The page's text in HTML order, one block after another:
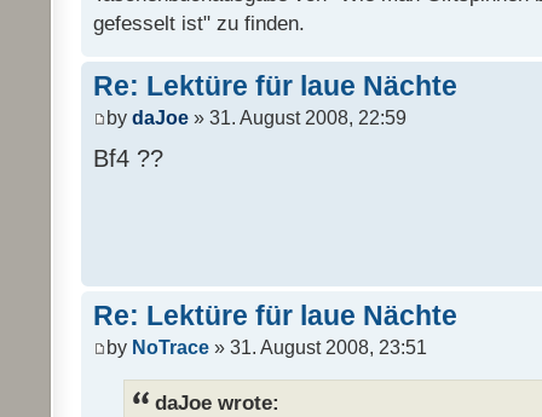
gefesselt ist" zu finden.
Re: Lektüre für laue Nächte
by daJoe » 31. August 2008, 22:59
Bf4 ??
Re: Lektüre für laue Nächte
by NoTrace » 31. August 2008, 23:51
daJoe wrote: